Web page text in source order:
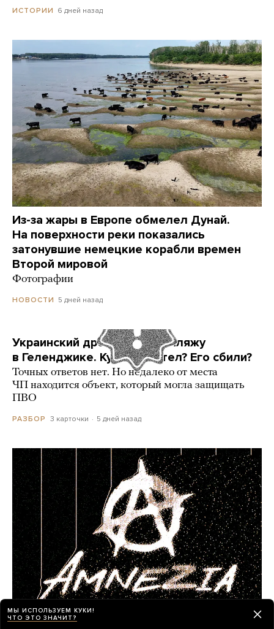
ИСТОРИИ 6 дней назад
Из-за жары в Европе обмелел Дунай.
На поверхности реки показались
затонувшие немецкие корабли времен
Второй мировой
Фотографии
НОВОСТИ 5 дней назад
Украинский дрон попал по пляжу
в Геленджике. Куда он летел? Его сбили?
Точных ответов нет. Но недалеко от места
ЧП находится объект, который могла защищать
ПВО
РАЗБОР 3 карточки 5 дней назад
МЫ ИСПОЛЬЗУЕМ КУКИ!
ЧТО ЭТО ЗНАЧИТ?